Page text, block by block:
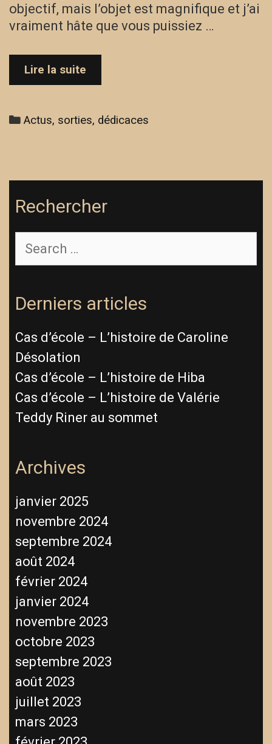
objectif, mais l’objet est magnifique et j’ai
vraiment hâte que vous puissiez …
Lire la suite
d’école »
librairie
Categories
Actus, sorties, dédicaces
Rechercher
Search
for:
Derniers articles
Cas d’école – L’histoire de Caroline
Désolation
Cas d’école – L’histoire de Hiba
Cas d’école – L’histoire de Valérie
Teddy Riner au sommet
Archives
janvier 2025
novembre 2024
septembre 2024
août 2024
février 2024
janvier 2024
novembre 2023
octobre 2023
septembre 2023
août 2023
juillet 2023
mars 2023